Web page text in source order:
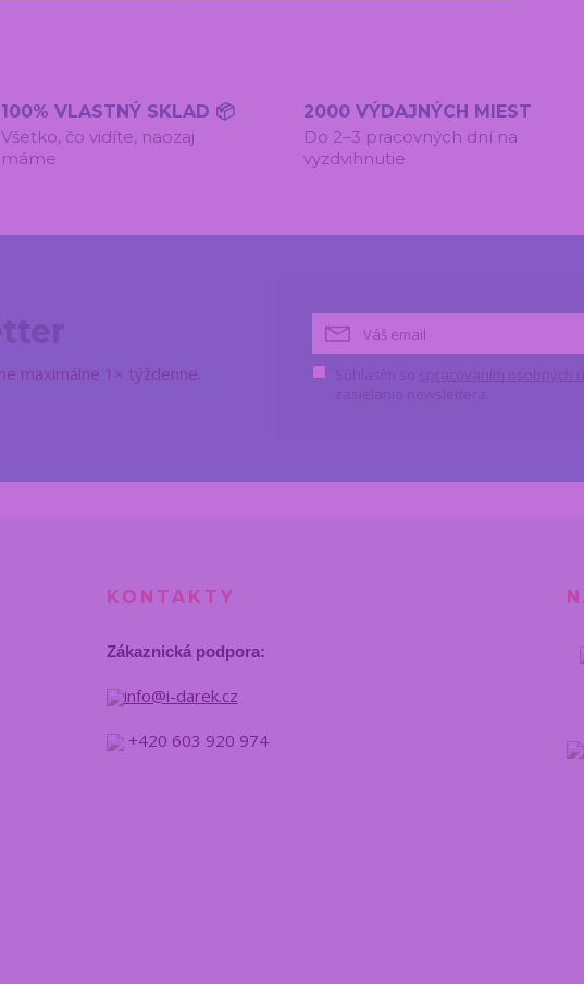
100% VLASTNÝ SKLAD 📦
Všetko, čo vidíte, naozaj
máme
2000 VÝDAJNÝCH MIEST
Do 2–3 pracovných dní na
vyzdvihnutie
maximálne 1× týždenne.
KONTAKTY
Zákaznická podpora:
info@i-darek.cz
+420 603 920 974